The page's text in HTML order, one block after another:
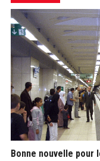
Bonne nouvelle pour